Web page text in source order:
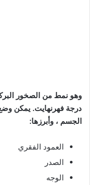
درجة فهرنهايت. يمكن
الجسم ، وأبرزها:
العمود الفقري
الصدر
الوجه